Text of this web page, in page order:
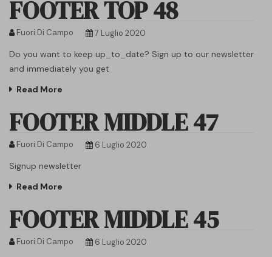
FOOTER TOP 48
Fuori Di Campo 7 Luglio 2020
Do you want to keep up_to_date? Sign up to our newsletter
and immediately you get
Read More
FOOTER MIDDLE 47
Fuori Di Campo 6 Luglio 2020
Signup newsletter
Read More
FOOTER MIDDLE 45
Fuori Di Campo 6 Luglio 2020